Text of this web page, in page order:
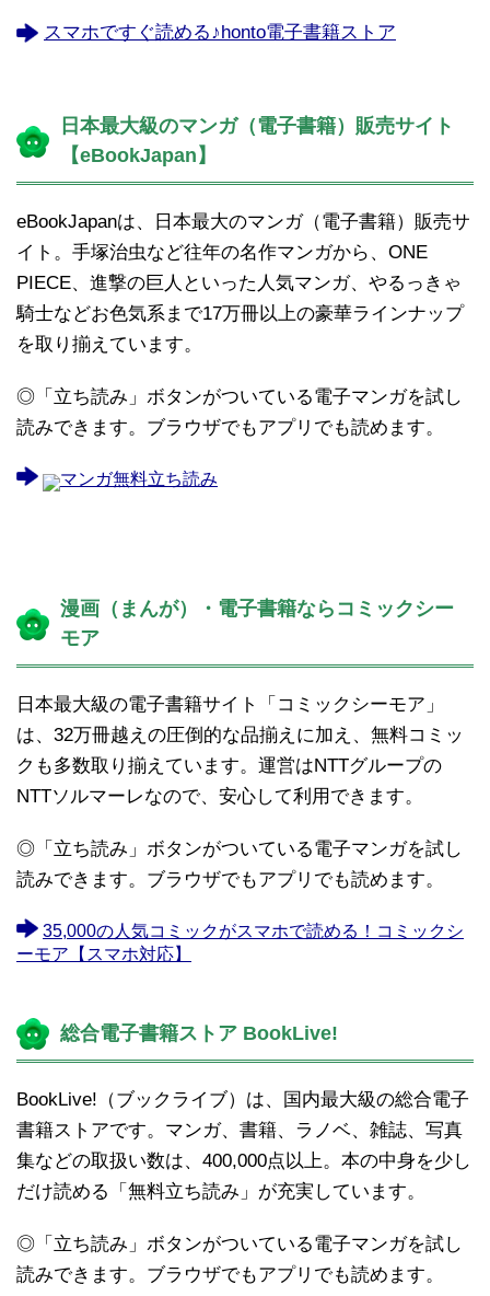
スマホですぐ読める♪honto電子書籍ストア
日本最大級のマンガ（電子書籍）販売サイト
【eBookJapan】
eBookJapanは、日本最大のマンガ（電子書籍）販売サ
イト。手塚治虫など往年の名作マンガから、ONE
PIECE、進撃の巨人といった人気マンガ、やるっきゃ
騎士などお色気系まで17万冊以上の豪華ラインナップ
を取り揃えています。
◎「立ち読み」ボタンがついている電子マンガを試し
読みできます。ブラウザでもアプリでも読めます。
マンガ無料立ち読み
漫画（まんが）・電子書籍ならコミックシー
モア
日本最大級の電子書籍サイト「コミックシーモア」
は、32万冊越えの圧倒的な品揃えに加え、無料コミッ
クも多数取り揃えています。運営はNTTグループの
NTTソルマーレなので、安心して利用できます。
◎「立ち読み」ボタンがついている電子マンガを試し
読みできます。ブラウザでもアプリでも読めます。
35,000の人気コミックがスマホで読める！コミックシ
ーモア【スマホ対応】
総合電子書籍ストア BookLive!
BookLive!（ブックライブ）は、国内最大級の総合電子
書籍ストアです。マンガ、書籍、ラノベ、雑誌、写真
集などの取扱い数は、400,000点以上。本の中身を少し
だけ読める「無料立ち読み」が充実しています。
◎「立ち読み」ボタンがついている電子マンガを試し
読みできます。ブラウザでもアプリでも読めます。